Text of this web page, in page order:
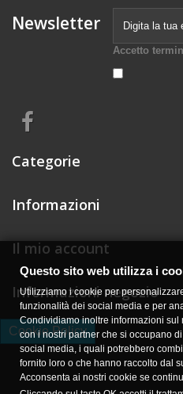
Newsletter
Accetto
Categorie
Informazioni
Il mio account
Informazioni negozio
Cookie Policy
Questo sito web utilizza i
Utilizziamo i cookie per
funzionalità dei social media e per
Condividiamo inoltre informazioni sul
con i nostri partner che si occupano
social media, i quali potrebbero
fornito loro o che hanno raccolto dal
Acconsenta ai nostri cookie se